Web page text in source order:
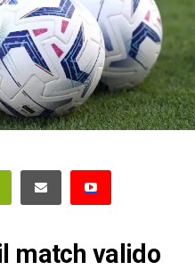
match valido